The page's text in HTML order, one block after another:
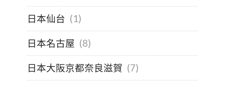
日本仙台 (1)
日本名古屋 (8)
日本大阪京都奈良滋賀 (7)